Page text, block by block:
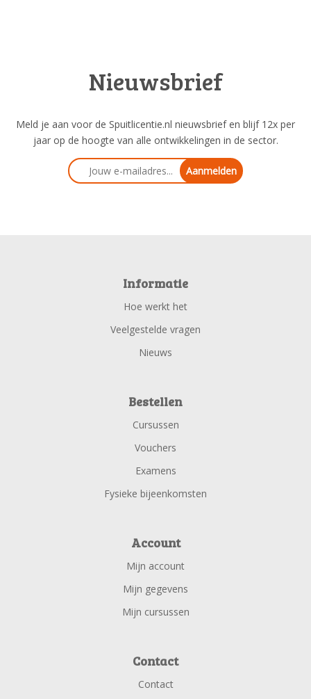
Nieuwsbrief
Meld je aan voor de Spuitlicentie.nl nieuwsbrief en blijf 12x per
jaar op de hoogte van alle ontwikkelingen in de sector.
Aanmelden
Informatie
Hoe werkt het
Veelgestelde vragen
Nieuws
Bestellen
Cursussen
Vouchers
Examens
Fysieke bijeenkomsten
Account
Mijn account
Mijn gegevens
Mijn cursussen
Contact
Contact